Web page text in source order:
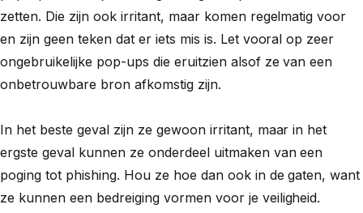
zetten. Die zijn ook irritant, maar komen regelmatig voor
en zijn geen teken dat er iets mis is. Let vooral op zeer
ongebruikelijke pop-ups die eruitzien alsof ze van een
onbetrouwbare bron afkomstig zijn.
In het beste geval zijn ze gewoon irritant, maar in het
ergste geval kunnen ze onderdeel uitmaken van een
poging tot phishing. Hou ze hoe dan ook in de gaten, want
ze kunnen een bedreiging vormen voor je veiligheid.